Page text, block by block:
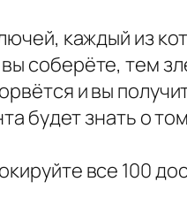
каждый из
соберёте, тем
и вы
будет знать о
все 100